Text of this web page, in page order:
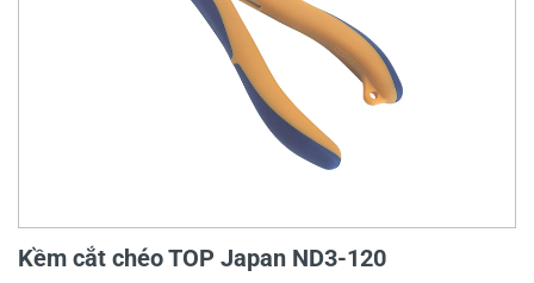
Kềm cắt chéo TOP Japan ND3-120